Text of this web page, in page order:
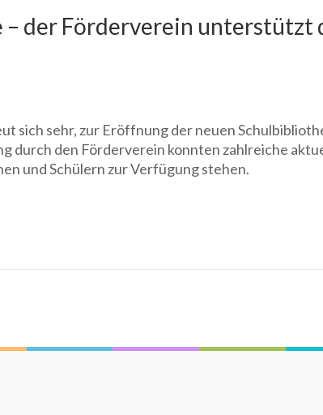
– der Förderverein unterstützt
sich sehr, zur Eröffnung der neuen
durch den Förderverein konnten zahlreiche
und Schülern zur Verfügung stehen.